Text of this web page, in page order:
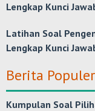
Lengkap Kunci
Latihan Soal
Lengkap Kunci
Berita Populer
Kumpulan Soal